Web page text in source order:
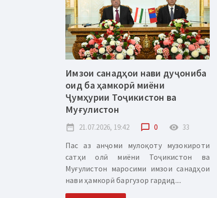
Имзои санадҳои нави дуҷониба
оид ба ҳамкорӣ миёни
Ҷумҳурии Тоҷикистон ва
Муғулистон
date_range 21.07.2026, 19:42 chat_bubble_outline 0 remove_red_eye 33
Пас аз анҷоми мулоқоту музокироти
сатҳи олӣ миёни Тоҷикистон ва
Муғулистон маросими имзои санадҳои
нави ҳамкорӣ баргузор гардид....